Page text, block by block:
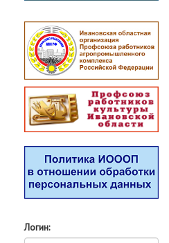
Логин: